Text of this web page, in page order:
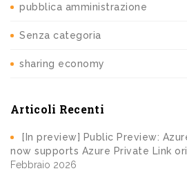
pubblica amministrazione
Senza categoria
sharing economy
Articoli Recenti
[In preview] Public Preview:
now supports Azure Private Link
Febbraio 2026